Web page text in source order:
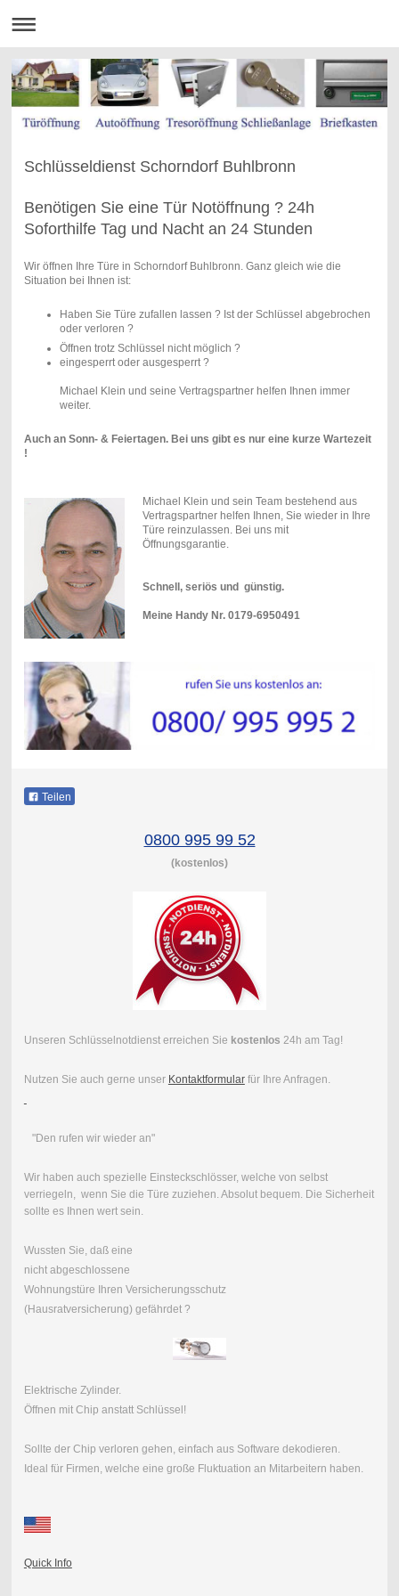
Schlüsseldienst Schorndorf Buhlbronn
Benötigen Sie eine Tür Notöffnung ? 24h
Soforthilfe Tag und Nacht an 24 Stunden
Wir öffnen Ihre Türe in Schorndorf Buhlbronn. Ganz gleich wie die
Situation bei Ihnen ist:
Haben Sie Türe zufallen lassen ? Ist der Schlüssel abgebrochen
oder verloren ?
Öffnen trotz Schlüssel nicht möglich ?
eingesperrt oder ausgesperrt ?
Michael Klein und seine Vertragspartner helfen Ihnen immer
weiter.
Auch an Sonn- & Feiertagen. Bei uns gibt es nur eine kurze Wartezeit
!
Michael Klein und sein Team bestehend aus
Vertragspartner helfen Ihnen, Sie wieder in Ihre
Türe reinzulassen. Bei uns mit
Öffnungsgarantie.
Schnell, seriös und günstig.
Meine Handy Nr. 0179-6950491
Teilen
0800 995 99 52
(kostenlos)
Unseren Schlüsselnotdienst erreichen Sie kostenlos 24h am Tag!
Nutzen Sie auch gerne unser Kontaktformularfür Ihre Anfragen.
"Den rufen wir wieder an"
Wir haben auch spezielle Einsteckschlösser, welche von selbst
verriegeln, wenn Sie die Türe zuziehen. Absolut bequem. Die Sicherheit
sollte es Ihnen wert sein.
Wussten Sie, daß eine
nicht abgeschlossene
Wohnungstüre Ihren Versicherungsschutz
(Hausratversicherung) gefährdet ?
Elektrische Zylinder.
Öffnen mit Chip anstatt Schlüssel!
Sollte der Chip verloren gehen, einfach aus Software dekodieren.
Ideal für Firmen, welche eine große Fluktuation an Mitarbeitern haben.
Quick Info